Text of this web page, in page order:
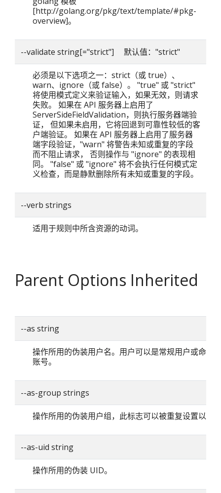
[http://golang.org/pkg/text/template/#pkg-
overview]。
--validate string[="strict"] 默认值："strict"
必须是以下选项之一：strict（或 true）、
warn、ignore（或 false）。 "true" 或 "strict"
将使用模式定义来验证输入，如果无效，则请求
失败。 如果在 API 服务器上启用了
ServerSideFieldValidation，则执行服务器端验
证， 但如果未启用，它将回退到可靠性较低的客
户端验证。 如果在 API 服务器上启用了服务器
端字段验证，"warn" 将警告未知或重复的字段
而不阻止请求， 否则操作与 "ignore" 的表现相
同。 "false" 或 "ignore" 将不会执行任何模式定
义检查，而是静默删除所有未知或重复的字段。
--verb strings
适用于规则中所含资源的动词。
Parent Options Inherited
--as string
操作所用的伪装用户名。用户可以是常规用户或命名
账号。
--as-group strings
操作所用的伪装用户组，此标志可以被重复设置以指
--as-uid string
操作所用的伪装 UID。